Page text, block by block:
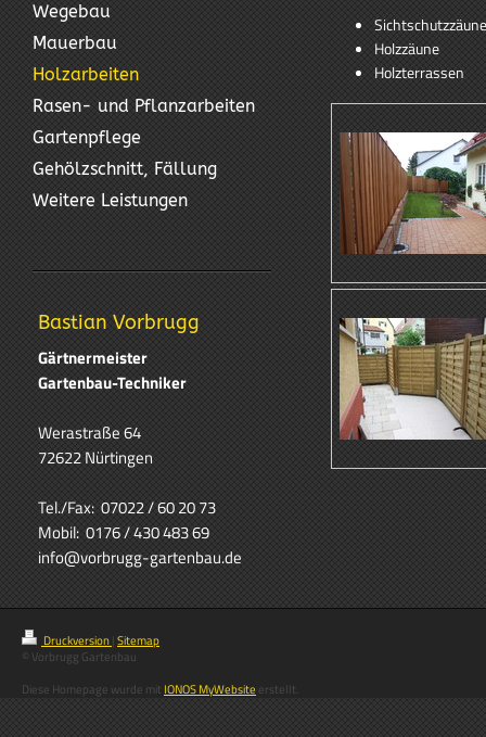
Wegebau
Mauerbau
Holzarbeiten
Rasen- und Pflanzarbeiten
Gartenpflege
Gehölzschnitt, Fällung
Weitere Leistungen
Bastian Vorbrugg
Gärtnermeister
Gartenbau-Techniker
Werastraße 64
72622 Nürtingen
Tel./Fax: 07022 / 60 20 73
Mobil: 0176 / 430 483 69
info@vorbrugg-gartenbau.de
Sichtschutzzäune
Holzzäune
Holzterrassen
Druckversion|Sitemap
© Vorbrugg Gartenbau
Diese Homepage wurde mit IONOS MyWebsite erstellt.